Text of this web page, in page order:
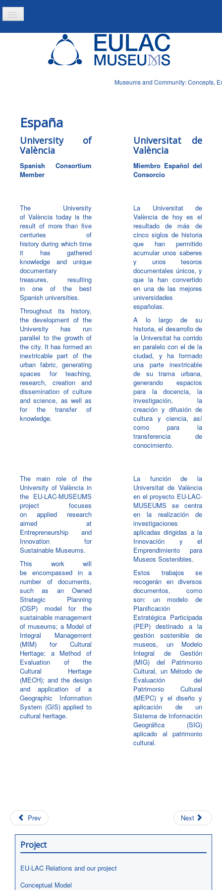
Museums and Community: Concepts,
Toggle
Navigation
España
University of
València
Spanish Consortium
Member
Universitat de
València
Miembro Español del
Consorcio
The University
of València today is the
result of more than five
centuries of
history during which time
it has gathered
knowledge and unique
documentary
treasures, resulting
in one of the best
Spanish universities.
Throughout its history,
the development of the
University has run
parallel to the growth of
the city. It has formed an
inextricable part of the
urban fabric, generating
spaces for teaching,
research, creation and
dissemination of culture
and science, as well as
for the transfer of
knowledge.
La Universitat de
València de hoy es el
resultado de más de
cinco siglos de historia
que han permitido
acumular unos saberes
y unos tesoros
documentales únicos, y
que la han convertido
en una de las mejores
universidades
españolas.
A lo largo de su
historia, el desarrollo de
la Universitat ha corrido
en paralelo con el de la
ciudad, y ha formado
una parte inextricable
de su trama urbana,
generando espacios
para la docencia, la
investigación, la
creación y difusión de
cultura y ciencia, así
como para la
transferencia de
conocimiento.
The main role of the
University of València in
the EU-LAC-MUSEUMS
project focuses
on applied research
aimed at
Entrepreneurship and
Innovation for
Sustainable Museums.
This work will
be encompassed in a
number of documents,
such as an Owned
Strategic Planning
(OSP) model for the
sustainable management
of museums; a Model of
Integral Management
(MIM) for Cultural
Heritage; a Method of
Evaluation of the
Cultural Heritage
(MECH); and the design
and application of a
Geographic Information
System (GIS) applied to
cultural heritage.
La función de la
Universitat de València
en el proyecto EU-LAC-
MUSEUMS se centra
en la realización de
investigaciones
aplicadas dirigidas a la
Innovación y el
Emprendimiento para
Museos Sostenibles.
Estos trabajos se
recogerán en diversos
documentos, como
son: un modelo de
Planificación
Estratégica Participada
(PEP) destinado a la
gestión sostenible de
museos, un Modelo
Integral de Gestión
(MIG) del Patrimonio
Cultural, un Método de
Evaluación del
Patrimonio Cultural
(MEPC) y el diseño y
aplicación de un
Sistema de Información
Geográfica (SIG)
aplicado al patrimonio
cultural.
Prev Next
Project
EU-LAC Relations and our project
Conceptual Model